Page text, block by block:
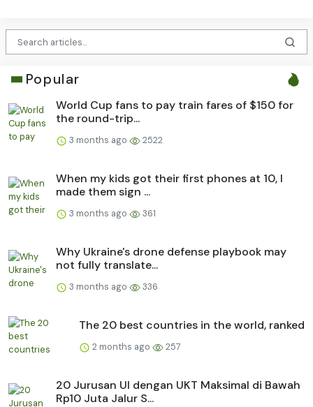
Popular
World Cup fans to pay train fares of $150 for
the round-trip...
3 months ago 2522
When my kids got their first phones at 10, I
made them sign ...
3 months ago 361
Why Ukraine's drone defense playbook may
not fully translate...
3 months ago 336
The 20 best countries in the world, ranked
2 months ago 257
20 Jurusan UI dengan UKT Maksimal di Bawah
Rp10 Juta Jalur S...